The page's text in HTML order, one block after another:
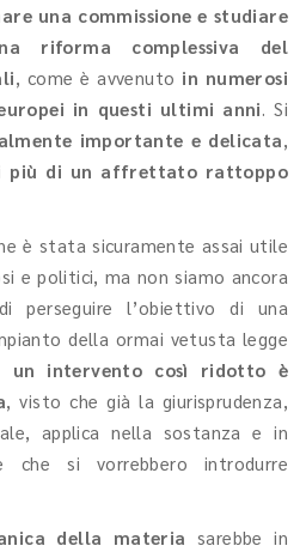
una commissione e studiare
riforma complessiva del
, come è avvenuto in numerosi
in questi ultimi anni. Si
importante e delicata,
più di un affrettato rattoppo
è stata sicuramente assai utile
e politici, ma non siamo ancora
perseguire l’obiettivo di una
della ormai vetusta legge
un intervento così ridotto è
, visto che già la giurisprudenza,
applica nella sostanza e in
che si vorrebbero introdurre
della materia sarebbe in